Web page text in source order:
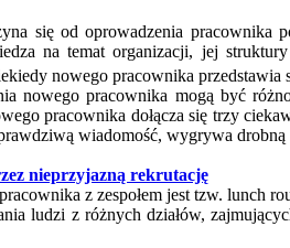
się od oprowadzenia
na temat organizacji, jej
nowego pracownika
nowego pracownika mogą być
pracownika dołącza się trzy
wiadomość, wygrywa
nieprzyjazną rekrutację
z zespołem jest tzw. lunch
ludzi z różnych działów,